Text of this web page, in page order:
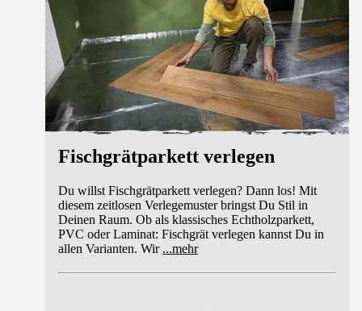
Fischgrätparkett verlegen
Du willst Fischgrätparkett verlegen? Dann los! Mit
diesem zeitlosen Verlegemuster bringst Du Stil in
Deinen Raum. Ob als klassisches Echtholzparkett,
PVC oder Laminat: Fischgrät verlegen kannst Du in
allen Varianten. Wir ...mehr